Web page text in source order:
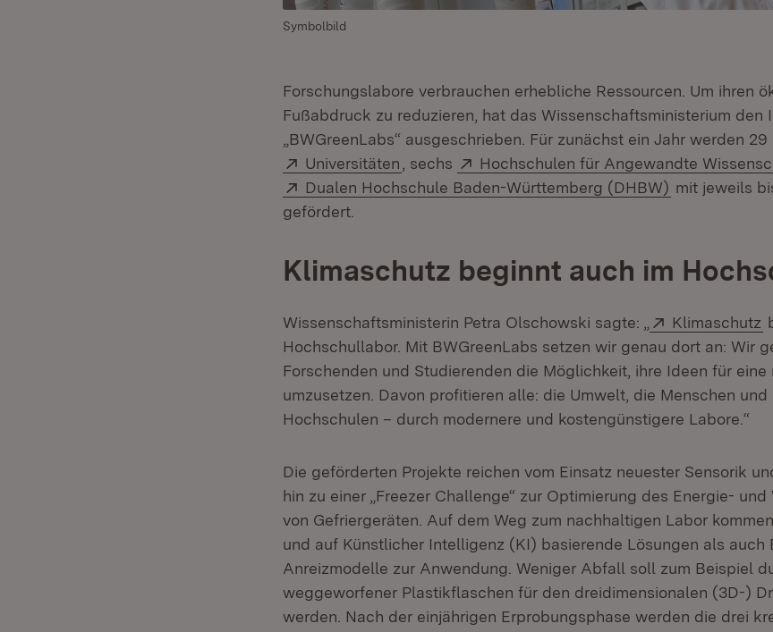
Symbolbild
Forschungslabore verbrauchen erhebliche Ressourcen. Um ihren
Fußabdruck zu reduzieren, hat das Wissenschaftsministerium den
„BWGreenLabs“ ausgeschrieben. Für zunächst ein Jahr werden
Extern:
Universitäten (Öffnet in neuem Fenster)
, sechs Extern:
Hochschulen für Angewandte
Extern:
Dualen Hochschule Baden-Württemberg (DHBW) (Öffnet in
mit jeweils
gefördert.
Klimaschutz beginnt auch im
Wissenschaftsministerin Petra Olschowski sagte: „ Extern:
Klimaschutz
Hochschullabor. Mit BWGreenLabs setzen wir genau dort an: Wir
Forschenden und Studierenden die Möglichkeit, ihre Ideen für
umzusetzen. Davon profitieren alle: die Umwelt, die Menschen und
Hochschulen – durch modernere und kostengünstigere Labore.“
Die geförderten Projekte reichen vom Einsatz neuester Sensorik
hin zu einer „Freezer Challenge“ zur Optimierung des Energie-
von Gefriergeräten. Auf dem Weg zum nachhaltigen Labor
und auf Künstlicher Intelligenz (KI) basierende Lösungen als auch
Anreizmodelle zur Anwendung. Weniger Abfall soll zum Beispiel
weggeworfener Plastikflaschen für den dreidimensionalen (3D-)
werden. Nach der einjährigen Erprobungsphase werden die drei